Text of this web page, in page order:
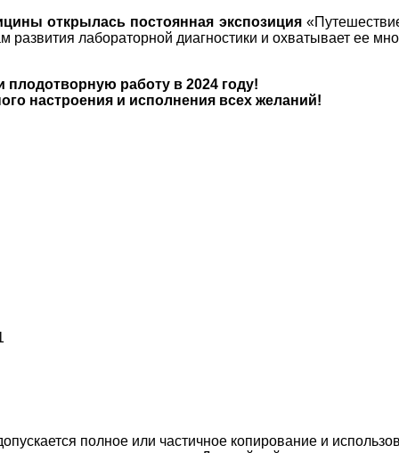
открылась постоянная экспозиция
лабораторной диагностики и охватывает ее
работу в 2024 году!
настроения и исполнения всех желаний!
полное или частичное копирование и